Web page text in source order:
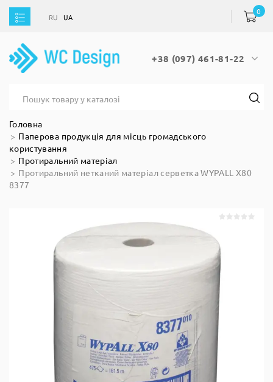
UA
+38 (097) 461-81-22
RU UA
0
Головна
Паперова продукція для місць громадського
користування
Протиральний матеріал
Протиральний нетканий матеріал серветка WYPALL X80
8377